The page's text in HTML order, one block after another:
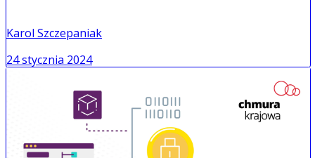
Karol Szczepaniak
24 stycznia 2024